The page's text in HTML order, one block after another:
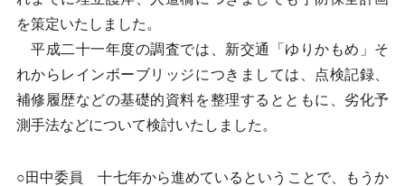
を策定いたしました。
平成二十一年度の調査では、新交通「ゆりかもめ」そ
れからレインボーブリッジにつきましては、点検記録、
補修履歴などの基礎的資料を整理するとともに、劣化予
測手法などについて検討いたしました。
○田中委員 十七年から進めているということで、もうか